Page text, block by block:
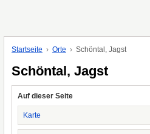
Startseite Orte Schöntal, Jagst
Schöntal, Jagst
Auf dieser Seite
Karte